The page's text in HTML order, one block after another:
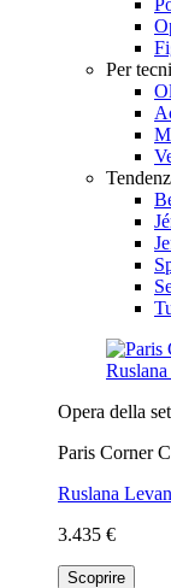
Per
Opera della
Paris Corner
Ruslana
3.435 €
Scoprire